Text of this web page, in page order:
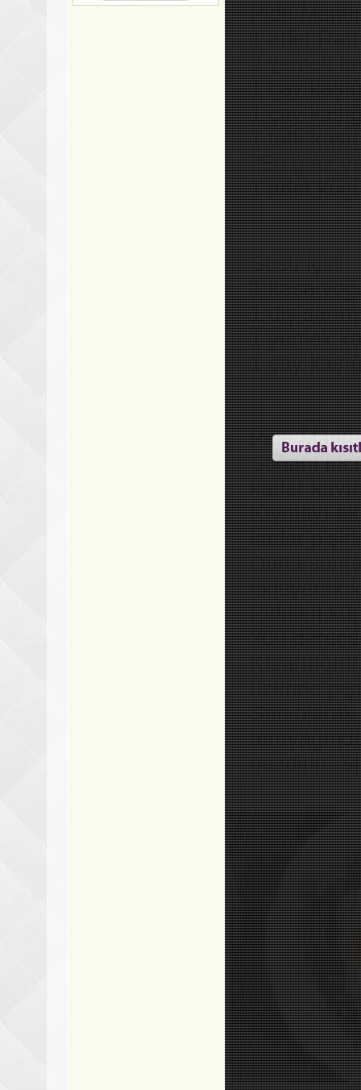
Pide
1 adet
2 yemek
1 çay
1 çay
1 tatlı
250 g az
1 adet
Sosu için
1 kase
1 diş
1 yemek
1 çay
Pide
Soğanı
kadar
Kıymayı
kadar
Daha
ekleyerek
Pideleri
200
üzerine
Son olarak
gezdirin.